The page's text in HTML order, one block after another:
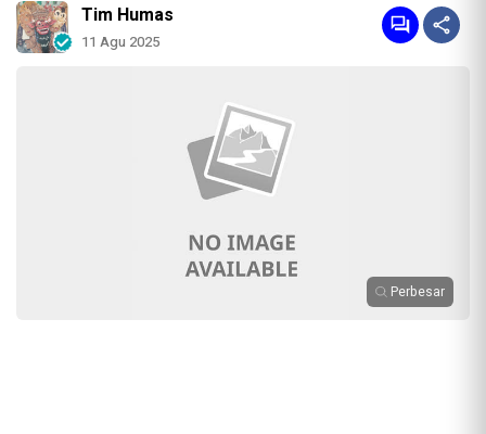
Tim Humas
11 Agu 2025
Perbesar